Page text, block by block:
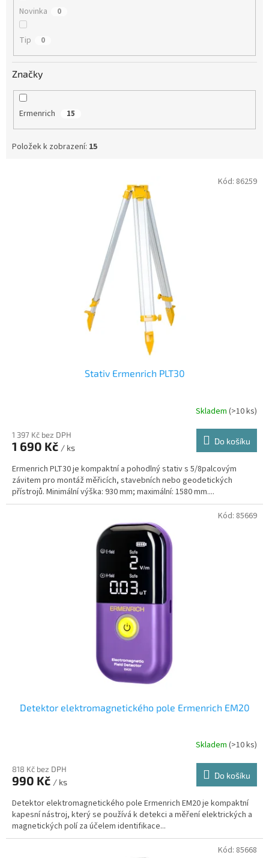
Novinka 0
Tip 0
Značky
Ermenrich 15
Položek k zobrazení: 15
Stativ Ermenrich PLT30
Skladem (>10 ks)
1 397 Kč bez DPH
1 690 Kč / ks
Do košíku
Ermenrich PLT30 je kompaktní a pohodlný stativ s 5/8palcovým
závitem pro montáž měřicích, stavebních nebo geodetických
přístrojů. Minimální výška: 930 mm; maximální: 1580 mm....
Kód: 86259
Detektor elektromagnetického pole Ermenrich EM20
Skladem (>10 ks)
818 Kč bez DPH
990 Kč / ks
Do košíku
Detektor elektromagnetického pole Ermenrich EM20 je kompaktní
kapesní nástroj, který se používá k detekci a měření elektrických a
magnetických polí za účelem identifikace...
Kód: 85669
Kód: 85668